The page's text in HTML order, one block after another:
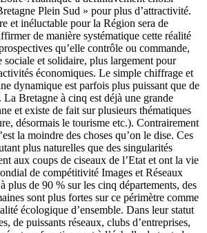
Plein Sud » pour plus d’attractivité.
et inéluctable pour la Région sera de
de manière systématique cette réalité
qu’elle contrôle ou commande,
sociale et solidaire, plus largement pour
économiques. Le simple chiffrage et
dynamique est parfois plus puissant que de
La Bretagne à cinq est déjà une grande
et existe de fait sur plusieurs thématiques
désormais le tourisme etc.). Contrairement
la moindre des choses qu’on le dise. Ces
plus naturelles que des singularités
aux coups de ciseaux de l’Etat et ont la vie
de compétitivité Images et Réseaux
plus de 90 % sur les cinq départements, des
sont plus fortes sur ce périmètre comme
écologique d’ensemble. Dans leur statut
de puissants réseaux, clubs d’entreprises,